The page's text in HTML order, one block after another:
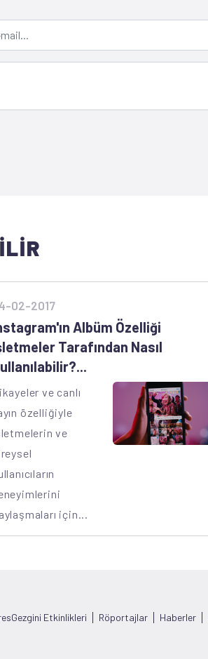
02-2017
Albüm Özelliği
Tarafından Nasıl
ve canlı
özelliğiyle
ve
için...
Etkinlikleri Röportajlar Haberler